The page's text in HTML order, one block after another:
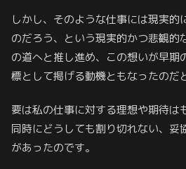
しかし、そのような仕事には現実的
のだろう、という現実的かつ悲観的
の道へと推し進め、この想いが早期
標として掲げる動機ともなったのだ
要は私の仕事に対する理想や期待は
同時にどうしても割り切れない、妥
があったのです。